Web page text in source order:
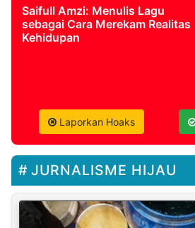
Saifull Amzi: Menulis Lagu
sebagai Cara Merekam Realitas
Kehidupan
Laporkan Hoaks
JURNALISME HIJAU